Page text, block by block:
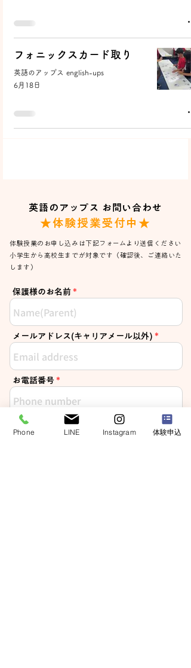
フォニックスカード取り
英語のアップス english-ups
6月18日
英語のアップス お問い合わせ
★体験授業受付中★
体験授業のお申し込みは下記フォームより送信ください
小学生から高校生までが対象です（確認後、ご連絡いた
します）
保護様のお名前
メールアドレス(キャリアメール以外)
お電話番号
ご住所
Phone LINE Instagram 体験申込